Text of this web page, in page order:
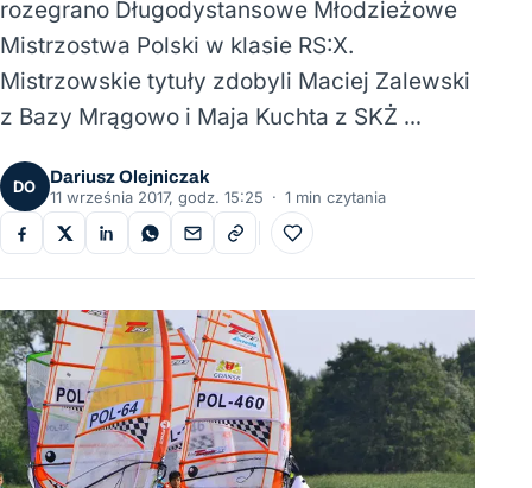
rozegrano Długodystansowe Młodzieżowe
Mistrzostwa Polski w klasie RS:X.
Mistrzowskie tytuły zdobyli Maciej Zalewski
z Bazy Mrągowo i Maja Kuchta z SKŻ …
DO
Dariusz Olejniczak
11 września 2017, godz. 15:25 · 1 min czytania
Do ulubionych